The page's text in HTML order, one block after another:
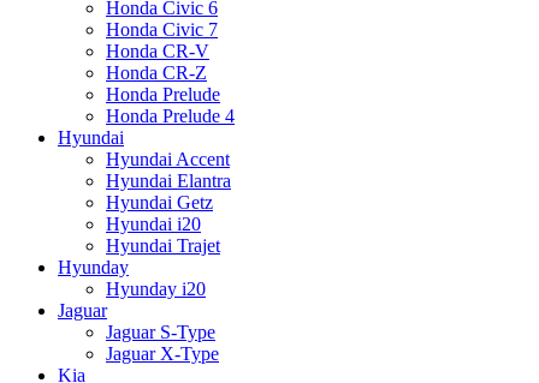
Honda Civic 6
Honda Civic 7
Honda CR-V
Honda CR-Z
Honda Prelude
Honda Prelude 4
Hyundai
Hyundai Accent
Hyundai Elantra
Hyundai Getz
Hyundai i20
Hyundai Trajet
Hyunday
Hyunday i20
Jaguar
Jaguar S-Type
Jaguar X-Type
Kia